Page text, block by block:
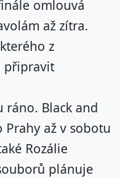
omlouvá
až zítra.
z
připravit
ráno. Black and
až v sobotu
Rozálie
plánuje